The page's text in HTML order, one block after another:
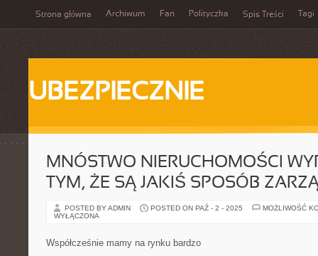
Strona główna Archiwum Fan Polityczka Spis Treści Tagi
UBEZPIECZNIE
MNÓSTWO NIERUCHOMOŚCI
TYM, ŻE SĄ JAKIŚ SPOSÓB
POSTED BY ADMIN POSTED ON PAŹ - 2 - 2025
MOŻLIWOŚĆ
WYŁĄCZONA
Współcześnie mamy na rynku bardzo